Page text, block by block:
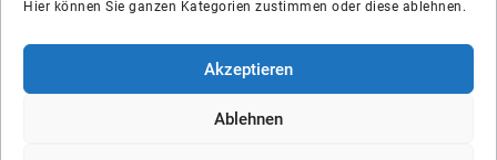
Hier können Sie ganzen Kategorien zustimmen oder diese ablehnen.
Akzeptieren
Ablehnen
Soziale Medien